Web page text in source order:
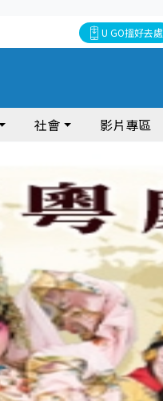
U GO搵好去處
社會 影片專區